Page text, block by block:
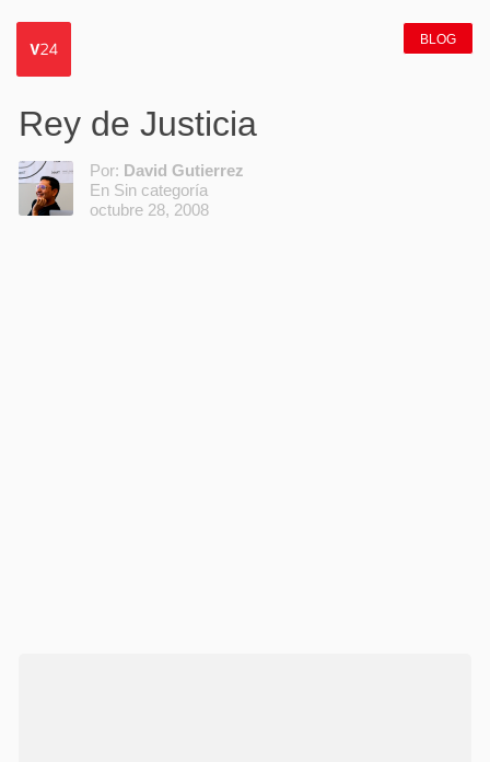
BLOG
Rey de Justicia
Por: David Gutierrez
En Sin categoría
octubre 28, 2008